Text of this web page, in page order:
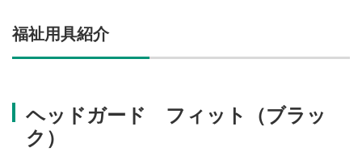
施設・料金
アクセス
福祉用具紹介
ヘッドガード フィット（ブラッ
ク）